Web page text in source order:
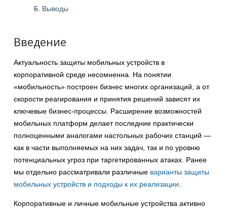
Выводы
Введение
Актуальность защиты мобильных устройств в
корпоративной среде несомненна. На понятии
«мобильность» построен бизнес многих организаций, а от
скорости реагирования и принятия решений зависят их
ключевые бизнес-процессы. Расширение возможностей
мобильных платформ делает последние практически
полноценными аналогами настольных рабочих станций —
как в части выполняемых на них задач, так и по уровню
потенциальных угроз при таргетированных атаках. Ранее
мы отдельно рассматривали различные варианты защиты
мобильных устройств и подходы к их реализации.
Корпоративные и личные мобильные устройства активно